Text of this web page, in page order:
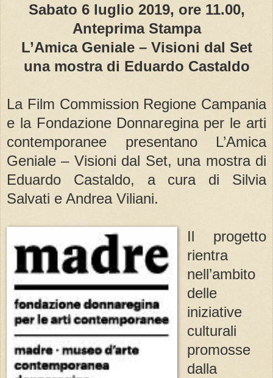
Sabato 6 luglio 2019, ore 11.00,
Anteprima Stampa
L’Amica Geniale – Visioni dal Set
una mostra di Eduardo Castaldo
La Film Commission Regione Campania
e la Fondazione Donnaregina per le arti
contemporanee presentano L’Amica
Geniale – Visioni dal Set, una mostra di
Eduardo Castaldo, a cura di Silvia
Salvati e Andrea Viliani.
Il progetto
rientra
nell’ambito
delle
iniziative
culturali
promosse
dalla